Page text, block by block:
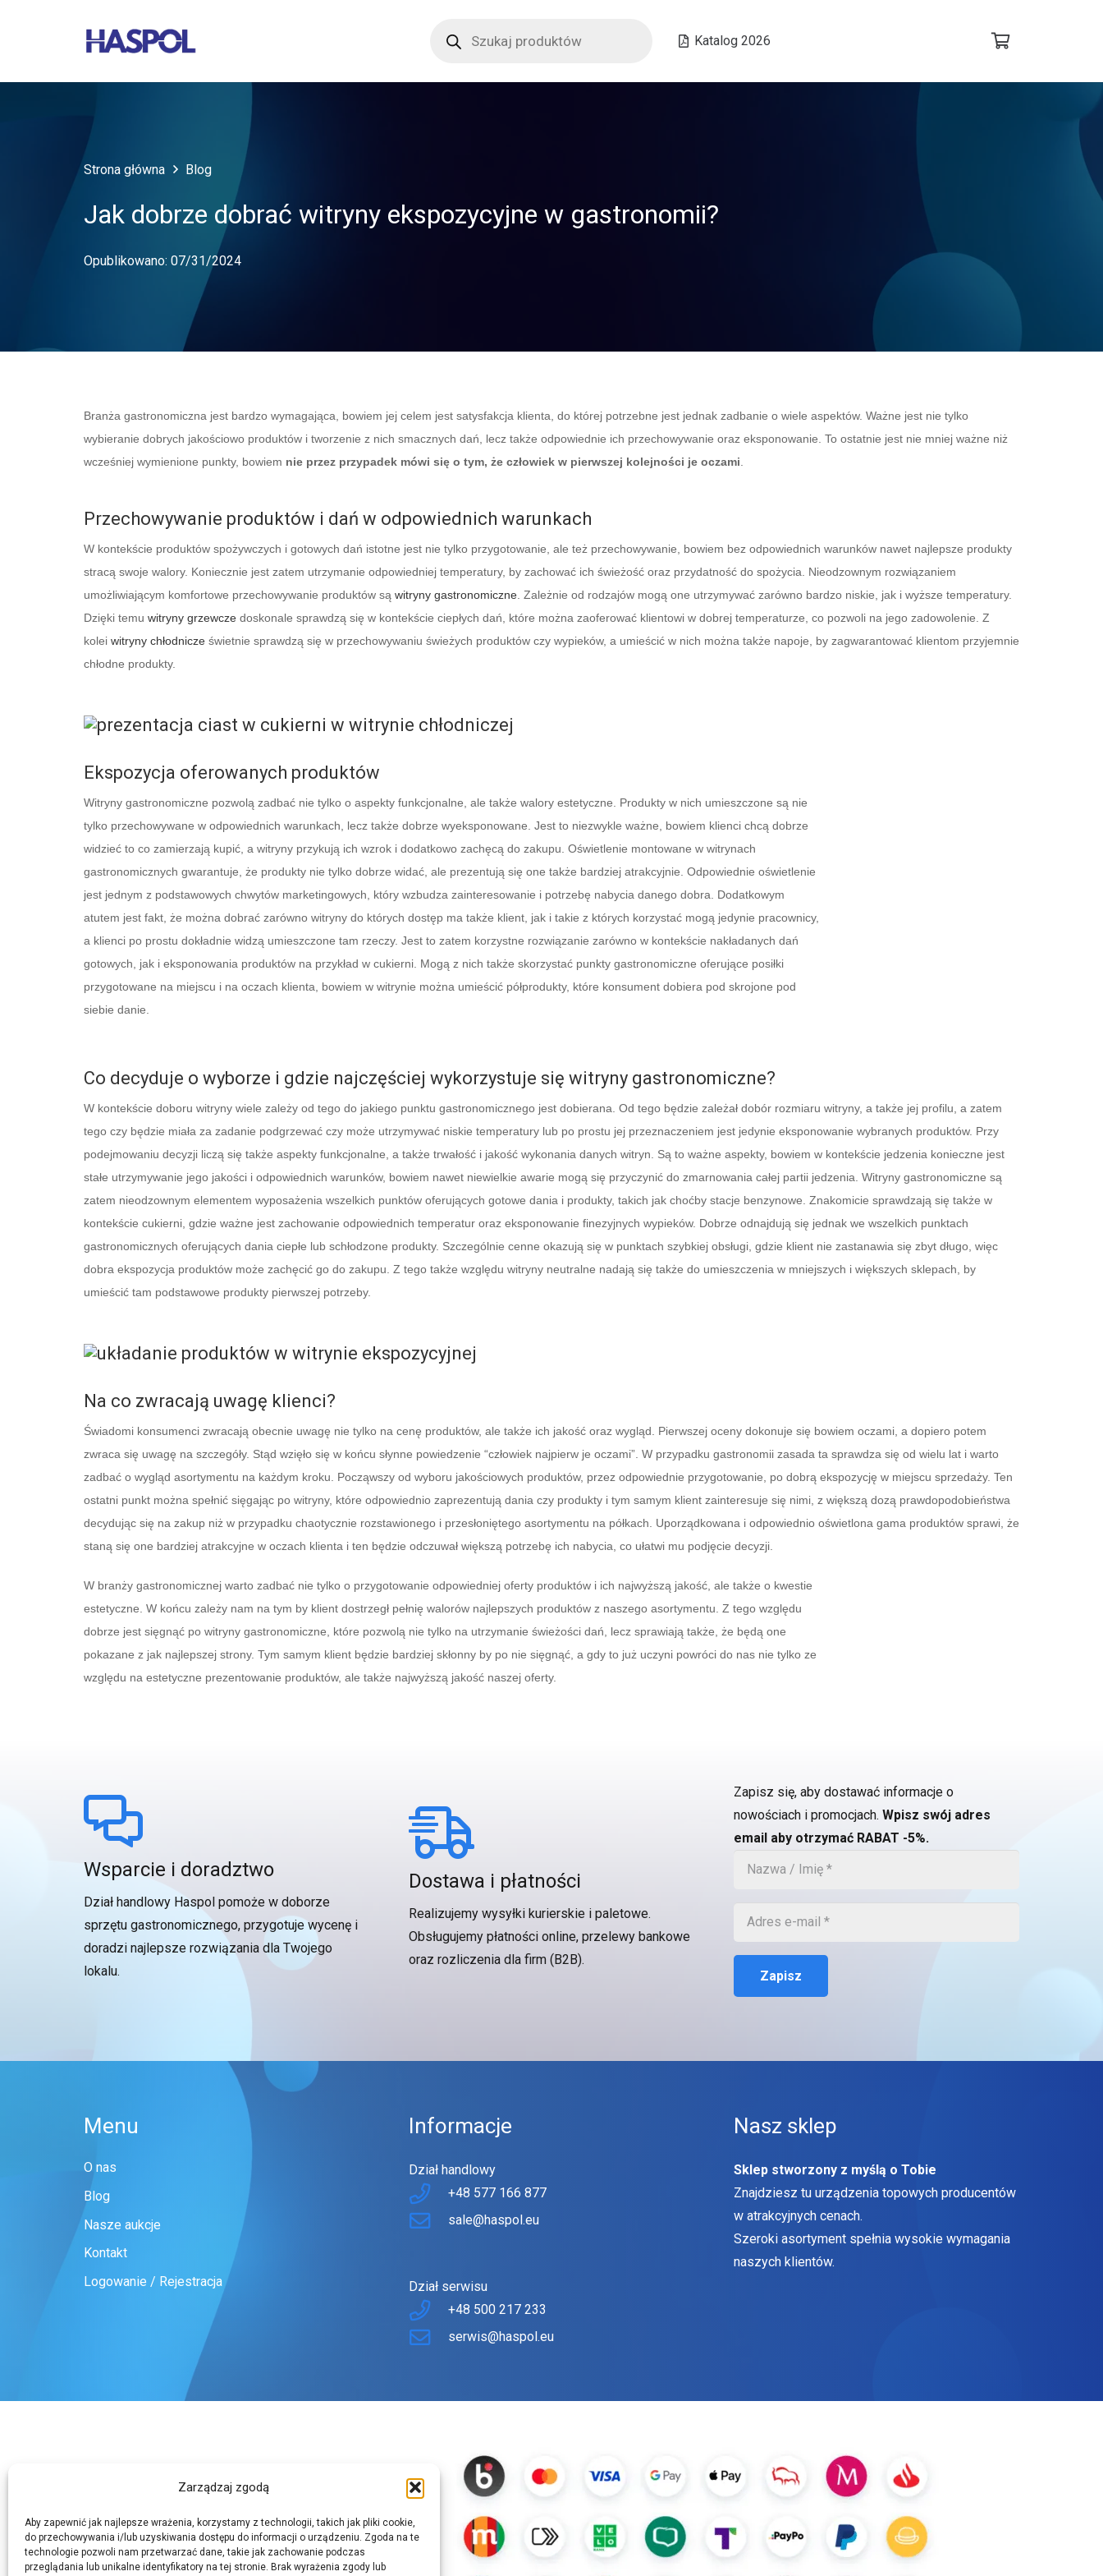
Zarządzaj zgodą
Aby zapewnić jak najlepsze wrażenia, korzystamy z technologii, takich jak pliki cookie,
do przechowywania i/lub uzyskiwania dostępu do informacji o urządzeniu. Zgoda na te
technologie pozwoli nam przetwarzać dane, takie jak zachowanie podczas
przeglądania lub unikalne identyfikatory na tej stronie. Brak wyrażenia zgody lub
produktów
Katalog 2026
Strona główna Blog
Jak dobrze dobrać witryny ekspozycyjne w gastronomii?
Opublikowano: 07/31/2024
Branża gastronomiczna jest bardzo wymagająca, bowiem jej celem jest satysfakcja klienta, do której potrzebne jest jednak zadbanie o wiele aspektów. Ważne jest nie tylko
wybieranie dobrych jakościowo produktów i tworzenie z nich smacznych dań, lecz także odpowiednie ich przechowywanie oraz eksponowanie. To ostatnie jest nie mniej ważne niż
wcześniej wymienione punkty, bowiem nie przez przypadek mówi się o tym, że człowiek w pierwszej kolejności je oczami
Przechowywanie produktów i dań w odpowiednich warunkach
W kontekście produktów spożywczych i gotowych dań istotne jest nie tylko przygotowanie, ale też przechowywanie, bowiem bez odpowiednich warunków nawet najlepsze produkty
stracą swoje walory. Koniecznie jest zatem utrzymanie odpowiedniej temperatury, by zachować ich świeżość oraz przydatność do spożycia. Nieodzownym rozwiązaniem
umożliwiającym komfortowe przechowywanie produktów są witryny gastronomiczne . Zależnie od rodzajów mogą one utrzymywać zarówno bardzo niskie, jak i wyższe temperatury.
Dzięki temu witryny grzewcze doskonale sprawdzą się w kontekście ciepłych dań, które można zaoferować klientowi w dobrej temperaturze, co pozwoli na jego zadowolenie. Z
kolei witryny chłodnicze świetnie sprawdzą się w przechowywaniu świeżych produktów czy wypieków, a umieścić w nich można także napoje, by zagwarantować klientom przyjemnie
chłodne produkty.
Ekspozycja oferowanych produktów
Witryny gastronomiczne pozwolą zadbać nie tylko o aspekty funkcjonalne, ale także walory estetyczne. Produkty w nich umieszczone są nie
tylko przechowywane w odpowiednich warunkach, lecz także dobrze wyeksponowane. Jest to niezwykle ważne, bowiem klienci chcą dobrze
widzieć to co zamierzają kupić, a witryny przykują ich wzrok i dodatkowo zachęcą do zakupu. Oświetlenie montowane w witrynach
gastronomicznych gwarantuje, że produkty nie tylko dobrze widać, ale prezentują się one także bardziej atrakcyjnie. Odpowiednie oświetlenie
jest jednym z podstawowych chwytów marketingowych, który wzbudza zainteresowanie i potrzebę nabycia danego dobra. Dodatkowym
atutem jest fakt, że można dobrać zarówno witryny do których dostęp ma także klient, jak i takie z których korzystać mogą jedynie pracownicy,
a klienci po prostu dokładnie widzą umieszczone tam rzeczy. Jest to zatem korzystne rozwiązanie zarówno w kontekście nakładanych dań
gotowych, jak i eksponowania produktów na przykład w cukierni. Mogą z nich także skorzystać punkty gastronomiczne oferujące posiłki
przygotowane na miejscu i na oczach klienta, bowiem w witrynie można umieścić półprodukty, które konsument dobiera pod skrojone pod
siebie danie.
Co decyduje o wyborze i gdzie najczęściej wykorzystuje się witryny gastronomiczne?
W kontekście doboru witryny wiele zależy od tego do jakiego punktu gastronomicznego jest dobierana. Od tego będzie zależał dobór rozmiaru witryny, a także jej profilu, a zatem
tego czy będzie miała za zadanie podgrzewać czy może utrzymywać niskie temperatury lub po prostu jej przeznaczeniem jest jedynie eksponowanie wybranych produktów. Przy
podejmowaniu decyzji liczą się także aspekty funkcjonalne, a także trwałość i jakość wykonania danych witryn. Są to ważne aspekty, bowiem w kontekście jedzenia konieczne jest
stałe utrzymywanie jego jakości i odpowiednich warunków, bowiem nawet niewielkie awarie mogą się przyczynić do zmarnowania całej partii jedzenia. Witryny gastronomiczne są
zatem nieodzownym elementem wyposażenia wszelkich punktów oferujących gotowe dania i produkty, takich jak choćby stacje benzynowe. Znakomicie sprawdzają się także w
kontekście cukierni, gdzie ważne jest zachowanie odpowiednich temperatur oraz eksponowanie finezyjnych wypieków. Dobrze odnajdują się jednak we wszelkich punktach
gastronomicznych oferujących dania ciepłe lub schłodzone produkty. Szczególnie cenne okazują się w punktach szybkiej obsługi, gdzie klient nie zastanawia się zbyt długo, więc
dobra ekspozycja produktów może zachęcić go do zakupu. Z tego także względu witryny neutralne nadają się także do umieszczenia w mniejszych i większych sklepach, by
umieścić tam podstawowe produkty pierwszej potrzeby.
Na co zwracają uwagę klienci?
Świadomi konsumenci zwracają obecnie uwagę nie tylko na cenę produktów, ale także ich jakość oraz wygląd. Pierwszej oceny dokonuje się bowiem oczami, a dopiero potem
zwraca się uwagę na szczegóły. Stąd wzięło się w końcu słynne powiedzenie “człowiek najpierw je oczami”. W przypadku gastronomii zasada ta sprawdza się od wielu lat i warto
zadbać o wygląd asortymentu na każdym kroku. Począwszy od wyboru jakościowych produktów, przez odpowiednie przygotowanie, po dobrą ekspozycję w miejscu sprzedaży. Ten
ostatni punkt można spełnić sięgając po witryny, które odpowiednio zaprezentują dania czy produkty i tym samym klient zainteresuje się nimi, z większą dozą prawdopodobieństwa
decydując się na zakup niż w przypadku chaotycznie rozstawionego i przesłoniętego asortymentu na półkach. Uporządkowana i odpowiednio oświetlona gama produktów sprawi, że
staną się one bardziej atrakcyjne w oczach klienta i ten będzie odczuwał większą potrzebę ich nabycia, co ułatwi mu podjęcie decyzji.
W branży gastronomicznej warto zadbać nie tylko o przygotowanie odpowiedniej oferty produktów i ich najwyższą jakość, ale także o kwestie
estetyczne. W końcu zależy nam na tym by klient dostrzegł pełnię walorów najlepszych produktów z naszego asortymentu. Z tego względu
dobrze jest sięgnąć po witryny gastronomiczne, które pozwolą nie tylko na utrzymanie świeżości dań, lecz sprawiają także, że będą one
pokazane z jak najlepszej strony. Tym samym klient będzie bardziej skłonny by po nie sięgnąć, a gdy to już uczyni powróci do nas nie tylko ze
względu na estetyczne prezentowanie produktów, ale także najwyższą jakość naszej oferty.
Wsparcie i doradztwo
Dział handlowy Haspol pomoże w doborze
sprzętu gastronomicznego, przygotuje wycenę i
doradzi najlepsze rozwiązania dla Twojego
lokalu.
Dostawa i płatności
Realizujemy wysyłki kurierskie i paletowe.
Obsługujemy płatności online, przelewy bankowe
oraz rozliczenia dla firm (B2B).
Zapisz się, aby dostawać informacje o
nowościach i promocjach. Wpisz swój adres
email aby otrzymać RABAT -5%.
Zapisz
Menu
O nas
Blog
Nasze aukcje
Kontakt
Logowanie / Rejestracja
Informacje
Dział handlowy
+48 577 166 877
sale@haspol.eu
Dział serwisu
+48 500 217 233
serwis@haspol.eu
Nasz sklep
Sklep stworzony z myślą o Tobie
Znajdziesz tu urządzenia topowych producentów
w atrakcyjnych cenach.
Szeroki asortyment spełnia wysokie wymagania
naszych klientów.